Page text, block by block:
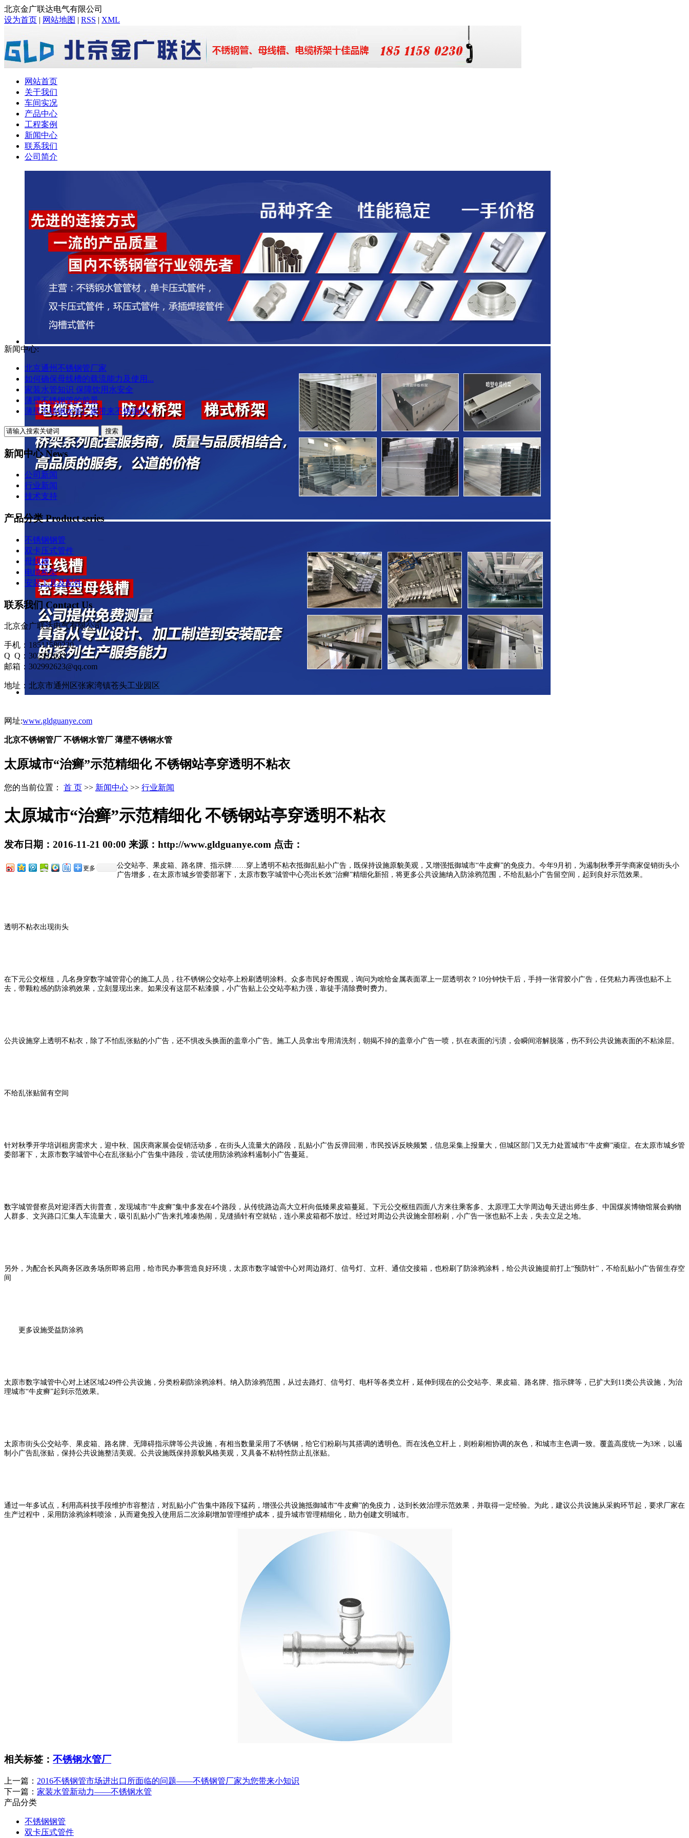
北京金广联达电气有限公司
设为首页 | 网站地图 | RSS | XML
网站首页
关于我们
车间实况
产品中心
工程案例
新闻中心
联系我们
公司简介
新闻中心:
北京通州不锈钢管厂家
如何确保母线槽的载流能力及使用...
家装水管知识 保障饮用水安全
薄壁不锈钢管的前景
薄壁不锈钢水管厂家带来不锈钢型...
新闻中心 News
公司新闻
行业新闻
技术支持
产品分类 Product series
不锈钢钢管
双卡压式管件
母线槽
电缆桥架
安装工具及配件
联系我们 Contact Us
北京金广联达电气有限公司
手机：18511580230
Q Q：302992623
邮箱：302992623@qq.com
地址：北京市通州区张家湾镇苍头工业园区
网址:www.gldguanye.com
北京不锈钢管厂 不锈钢水管厂 薄壁不锈钢水管
太原城市“治癣”示范精细化 不锈钢站亭穿透明不粘衣
您的当前位置： 首 页 >> 新闻中心 >> 行业新闻
太原城市“治癣”示范精细化 不锈钢站亭穿透明不粘衣
发布日期： 2016-11-21 00:00 来源： http://www.gldguanye.com 点击：
更多
公交站亭、果皮箱、路名牌、指示牌……穿上透明不粘衣抵御乱贴小广告，既保持设施原貌美观，又增强抵御城市“牛皮癣”的免疫力。今年9月初，为遏制秋季开学商家促销街头小
广告增多，在太原市城乡管委部署下，太原市数字城管中心亮出长效“治癣”精细化新招，将更多公共设施纳入防涂鸦范围，不给乱贴小广告留空间，起到良好示范效果。
透明不粘衣出现街头
在下元公交枢纽，几名身穿数字城管背心的施工人员，往不锈钢公交站亭上粉刷透明涂料。众多市民好奇围观，询问为啥给金属表面罩上一层透明衣？10分钟快干后，手持一张背胶小广告，任凭粘力再强也贴不上
去，带颗粒感的防涂鸦效果，立刻显现出来。如果没有这层不粘漆膜，小广告贴上公交站亭粘力强，靠徒手清除费时费力。
公共设施穿上透明不粘衣，除了不怕乱张贴的小广告，还不惧改头换面的盖章小广告。施工人员拿出专用清洗剂，朝揭不掉的盖章小广告一喷，扒在表面的污渍，会瞬间溶解脱落，伤不到公共设施表面的不粘涂层。
不给乱张贴留有空间
针对秋季开学培训租房需求大，迎中秋、国庆商家展会促销活动多，在街头人流量大的路段，乱贴小广告反弹回潮，市民投诉反映频繁，信息采集上报量大，但城区部门又无力处置城市“牛皮癣”顽症。在太原市城乡管
委部署下，太原市数字城管中心在乱张贴小广告集中路段，尝试使用防涂鸦涂料遏制小广告蔓延。
数字城管督察员对迎泽西大街普查，发现城市“牛皮癣”集中多发在4个路段，从传统路边高大立杆向低矮果皮箱蔓延。下元公交枢纽四面八方来往乘客多、太原理工大学周边每天进出师生多、中国煤炭博物馆展会购物
人群多、文兴路口汇集人车流量大，吸引乱贴小广告来扎堆凑热闹，见缝插针有空就钻，连小果皮箱都不放过。经过对周边公共设施全部粉刷，小广告一张也贴不上去，失去立足之地。
另外，为配合长风商务区政务场所即将启用，给市民办事营造良好环境，太原市数字城管中心对周边路灯、信号灯、立杆、通信交接箱，也粉刷了防涂鸦涂料，给公共设施提前打上“预防针”，不给乱贴小广告留生存空
间
更多设施受益防涂鸦
太原市数字城管中心对上述区域249件公共设施，分类粉刷防涂鸦涂料。纳入防涂鸦范围，从过去路灯、信号灯、电杆等各类立杆，延伸到现在的公交站亭、果皮箱、路名牌、指示牌等，已扩大到11类公共设施，为治
理城市“牛皮癣”起到示范效果。
太原市街头公交站亭、果皮箱、路名牌、无障碍指示牌等公共设施，有相当数量采用了不锈钢，给它们粉刷与其搭调的透明色。而在浅色立杆上，则粉刷相协调的灰色，和城市主色调一致。覆盖高度统一为3米，以遏
制小广告乱张贴，保持公共设施整洁美观。公共设施既保持原貌风格美观，又具备不粘特性防止乱张贴。
通过一年多试点，利用高科技手段维护市容整洁，对乱贴小广告集中路段下猛药，增强公共设施抵御城市“牛皮癣”的免疫力，达到长效治理示范效果，并取得一定经验。为此，建议公共设施从采购环节起，要求厂家在
生产过程中，采用防涂鸦涂料喷涂，从而避免投入使用后二次涂刷增加管理维护成本，提升城市管理精细化，助力创建文明城市。
相关标签： 不锈钢水管厂
上一篇： 2016不锈钢管市场进出口所面临的问题——不锈钢管厂家为您带来小知识
下一篇： 家装水管新动力——不锈钢水管
产品分类
不锈钢钢管
双卡压式管件